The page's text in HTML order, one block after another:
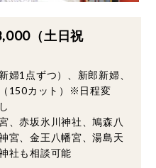
（土日祝
婦1点ずつ）、新郎新婦、
150カット）※日程変
、赤坂氷川神社、鳩森八
宮、金王八幡宮、湯島天
社も相談可能